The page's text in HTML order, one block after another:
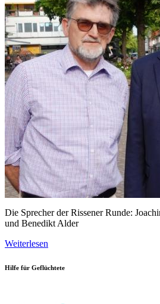
Die Sprecher der Rissener Runde:
und Benedikt Alder
Weiterlesen
Hilfe für Geflüchtete